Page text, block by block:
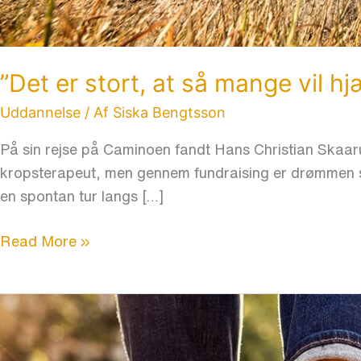
”Det er stort, at så mange vil
Uddannelse / Af Siska Bengtsson
På sin rejse på Caminoen fandt Hans Christian
kropsterapeut, men gennem fundraising er
en spontan tur langs […]
Read More »
Dine
sommersko
kan